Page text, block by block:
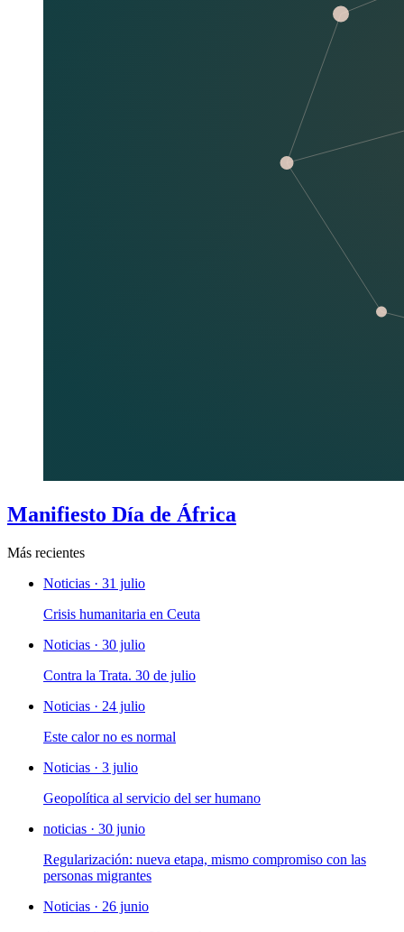
Manifiesto Día de África
Más recientes
Noticias · 31 julio
Crisis humanitaria en Ceuta
Noticias · 30 julio
Contra la Trata. 30 de julio
Noticias · 24 julio
Este calor no es normal
Noticias · 3 julio
Geopolítica al servicio del ser humano
noticias · 30 junio
Regularización: nueva etapa, mismo compromiso con las
personas migrantes
Noticias · 26 junio